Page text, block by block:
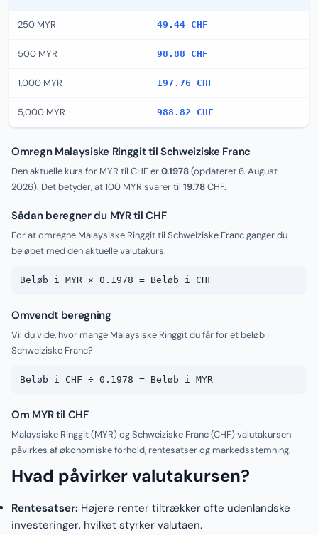
250 MYR 49.44 CHF
500 MYR 98.88 CHF
1,000 MYR 197.76 CHF
5,000 MYR 988.82 CHF
Omregn Malaysiske Ringgit til Schweiziske Franc
Den aktuelle kurs for MYR til CHF er0.1978(opdateret6. August
2026). Det betyder, at 100 MYR svarer til 19.78CHF.
Sådan beregner du MYR til CHF
For at omregne Malaysiske Ringgit til Schweiziske Franc ganger du
beløbet med den aktuelle valutakurs:
Beløb i MYR × 0.1978 = Beløb i CHF
Omvendt beregning
Vil du vide, hvor mange Malaysiske Ringgit du får for et beløb i
Schweiziske Franc?
Beløb i CHF ÷ 0.1978 = Beløb i MYR
Om MYR til CHF
Malaysiske Ringgit (MYR) og Schweiziske Franc (CHF) valutakursen
påvirkes af økonomiske forhold, rentesatser og markedsstemning.
Hvad påvirker valutakursen?
Rentesatser: Højere renter tiltrækker ofte udenlandske
investeringer, hvilket styrker valutaen.